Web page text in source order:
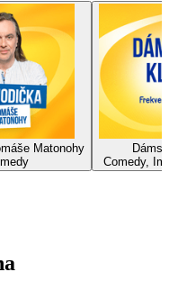
Matonohy
Comedy,